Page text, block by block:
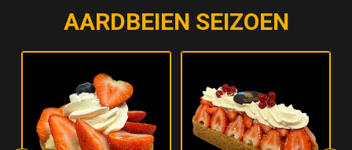
AARDBEIEN SEIZOEN